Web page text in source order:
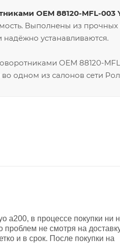
OEM 88120-MFL-003
Выполнены из прочных
устанавливаются.
OEM 88120-
одном из салонов сети
a200, в процессе покупки ни
проблем не смотря на
и в срок. После покупки на